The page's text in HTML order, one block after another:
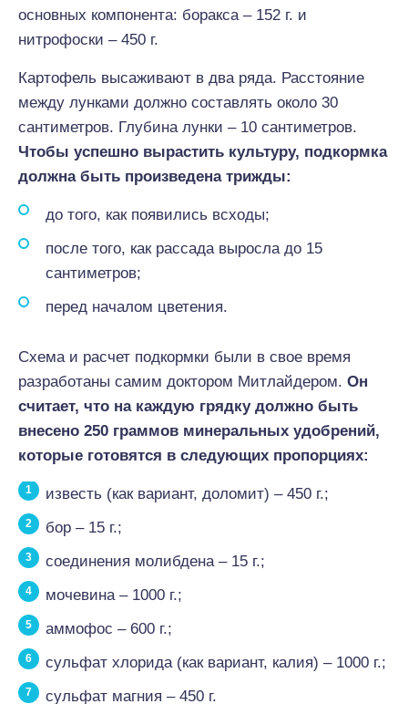
основных компонента: боракса – 152 г. и
нитрофоски – 450 г.
Картофель высаживают в два ряда. Расстояние
между лунками должно составлять около 30
сантиметров. Глубина лунки – 10 сантиметров.
Чтобы успешно вырастить культуру, подкормка
должна быть произведена трижды:
до того, как появились всходы;
после того, как рассада выросла до 15
сантиметров;
перед началом цветения.
Схема и расчет подкормки были в свое время
разработаны самим доктором Митлайдером. Он
считает, что на каждую грядку должно быть
внесено 250 граммов минеральных удобрений,
которые готовятся в следующих пропорциях:
известь (как вариант, доломит) – 450 г.;
бор – 15 г.;
соединения молибдена – 15 г.;
мочевина – 1000 г.;
аммофос – 600 г.;
сульфат хлорида (как вариант, калия) – 1000 г.;
сульфат магния – 450 г.